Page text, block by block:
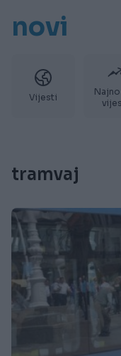
novi
Vijesti
tramvaj